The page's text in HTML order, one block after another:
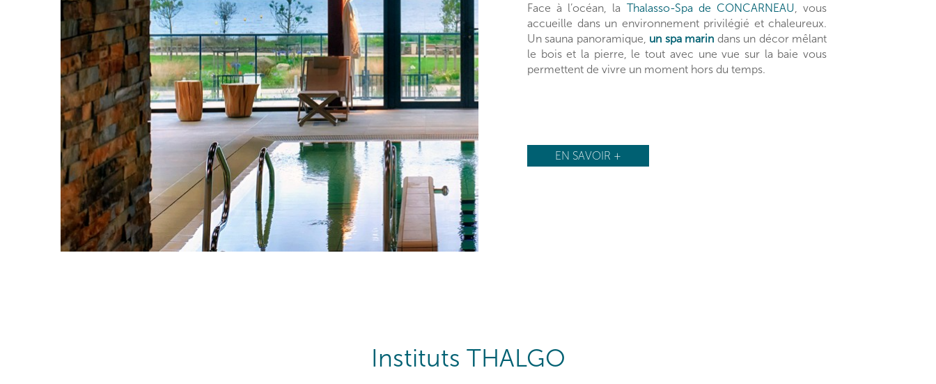
Face à l’océan, la Thalasso-Spa de CONCARNEAU, vous
accueille dans un environnement privilégié et chaleureux.
Un sauna panoramique, un spa marin dans un décor mêlant
le bois et la pierre, le tout avec une vue sur la baie vous
permettent de vivre un moment hors du temps.
EN SAVOIR +
Instituts THALGO